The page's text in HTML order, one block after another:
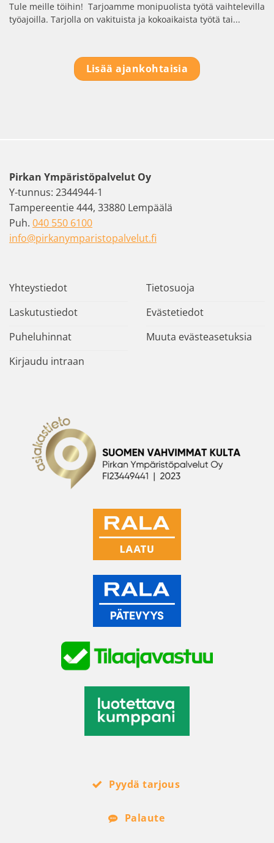
Tule meille töihin! Tarjoamme monipuolista työtä vaihtelevilla
työajoilla. Tarjolla on vakituista ja kokoaikaista työtä tai...
Lisää ajankohtaisia
Pirkan Ympäristöpalvelut Oy
Y-tunnus: 2344944-1
Tampereentie 444, 33880 Lempäälä
Puh. 040 550 6100
info@pirkanymparistopalvelut.fi
Yhteystiedot
Laskutustiedot
Puheluhinnat
Kirjaudu intraan
Tietosuoja
Evästetiedot
Muuta evästeasetuksia
Pyydä tarjous
Palaute